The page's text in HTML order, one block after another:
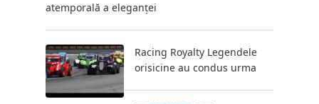
atemporală a eleganței
Racing Royalty Legendele
orisicine au condus urma